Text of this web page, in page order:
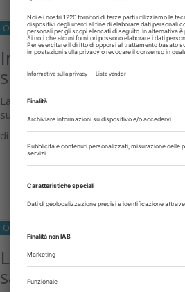
O33 IMPLANTOLOGIA 08 Maggio 2024
Impatto della
sull’osteointegrazione
La revisione sistematica valuta il
successo dell’osteointegrazione degli
di
Lara Figini
Approfondisci
O33
L’impatto delle
salute degli impianti